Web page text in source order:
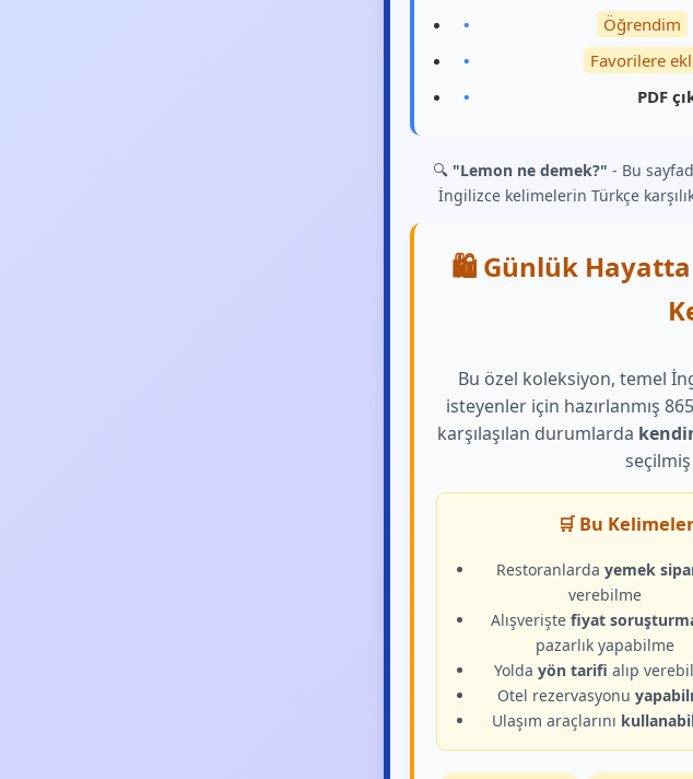
Öğrendim
Favorilere
PDF
🔍 "Lemon ne demek?" - Bu
İngilizce kelimelerin Türkçe
🛍️ Günlük Hayatta
Bu özel koleksiyon, temel
isteyenler için hazırlanmış
karşılaşılan durumlarda
🛒 Bu
Restoranlarda yemek
verebilme
Alışverişte fiyat
pazarlık yapabilme
Yolda yön tarifi alıp
Otel rezervasyonu
Ulaşım araçlarını